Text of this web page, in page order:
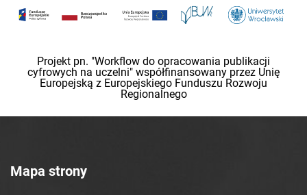
Projekt pn. "Workflow do opracowania publikacji
cyfrowych na uczelni" współfinansowany przez Unię
Europejską z Europejskiego Funduszu Rozwoju
Regionalnego
Mapa strony